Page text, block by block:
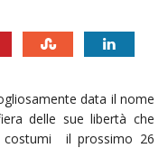
data il nome
delle sue libertà che
costumi il prossimo 26